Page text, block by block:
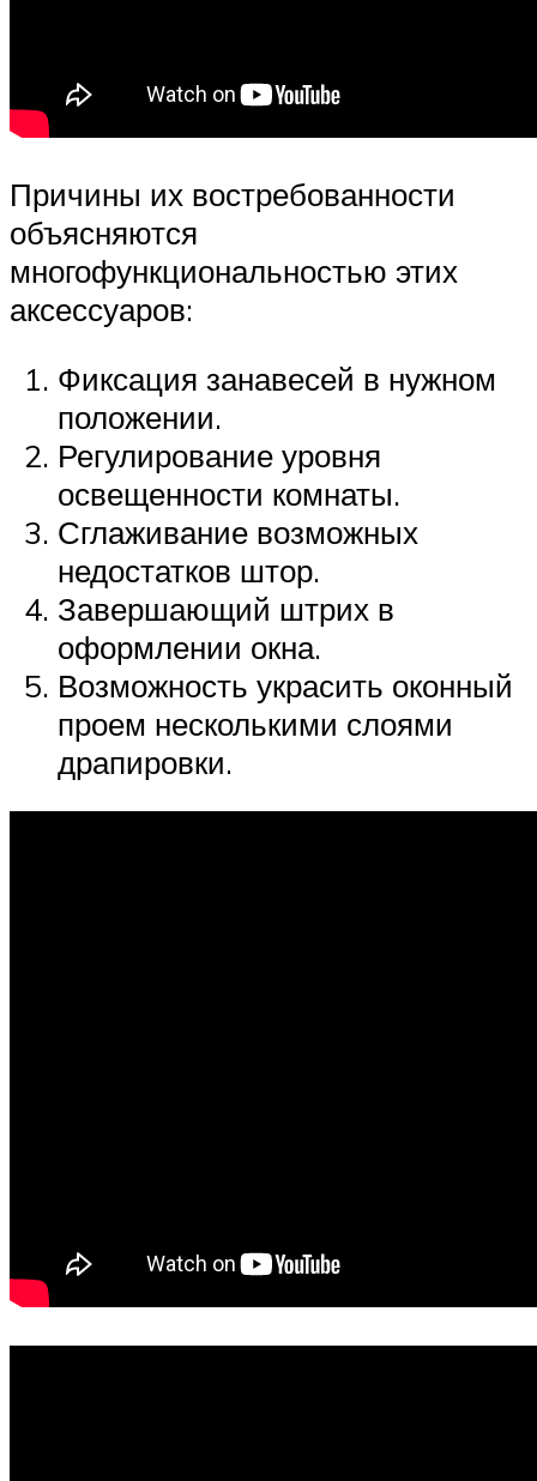
Причины их востребованности
объясняются
многофункциональностью этих
аксессуаров:
Фиксация занавесей в нужном
положении.
Регулирование уровня
освещенности комнаты.
Сглаживание возможных
недостатков штор.
Завершающий штрих в
оформлении окна.
Возможность украсить оконный
проем несколькими слоями
драпировки.